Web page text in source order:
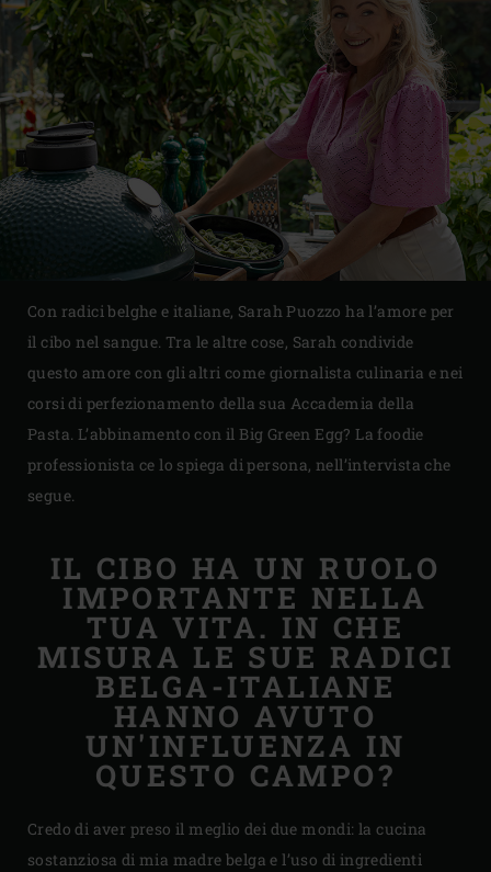
Con radici belghe e italiane, Sarah Puozzo ha l’amore per
il cibo nel sangue. Tra le altre cose, Sarah condivide
questo amore con gli altri come giornalista culinaria e nei
corsi di perfezionamento della sua Accademia della
Pasta. L’abbinamento con il Big Green Egg? La foodie
professionista ce lo spiega di persona, nell’intervista che
segue.
IL CIBO HA UN RUOLO
IMPORTANTE NELLA
TUA VITA. IN CHE
MISURA LE SUE RADICI
BELGA-ITALIANE
HANNO AVUTO
UN'INFLUENZA IN
QUESTO CAMPO?
Credo di aver preso il meglio dei due mondi: la cucina
sostanziosa di mia madre belga e l’uso di ingredienti